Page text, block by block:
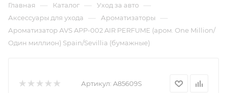
Главная — Каталог — Уход за авто —
Аксессуары для ухода — Ароматизаторы —
Ароматизатор AVS APP-002 AIR PERFUME (аром. One Million/
Один миллион) Spain/Sevillia (бумажные)
Артикул: A85609S